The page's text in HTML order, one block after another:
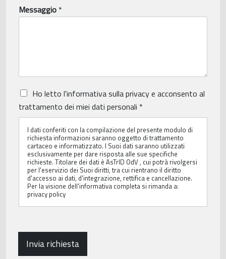
Messaggio *
P
r
i
v
Ho letto l'informativa sulla privacye acconsento al
trattamento dei miei dati personali *
I dati conferiti con la compilazione del presente modulo di
richiesta informazioni saranno oggetto di trattamento
cartaceo e informatizzato. I Suoi dati saranno utilizzati
esclusivamente per dare risposta alle sue specifiche
richieste. Titolare dei dati è AsTrID OdV , cui potrà rivolgersi
per l'eservizio dei Suoi diritti, tra cui rientrano il diritto
d'accesso ai dati, d'integrazione, rettifica e cancellazione.
Per la visione dell'informativa completa si rimanda a:
privacy policy
Invia richiesta